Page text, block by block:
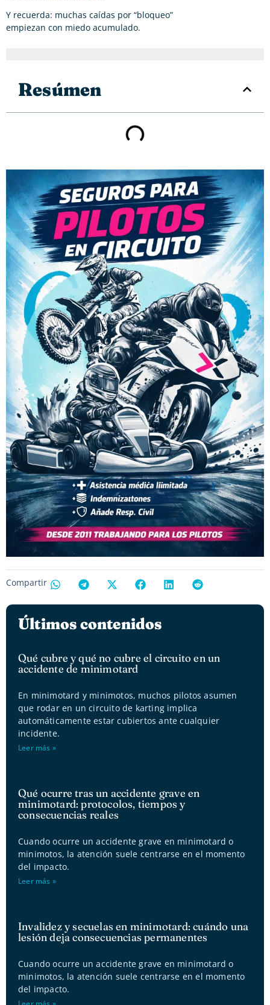
Y recuerda: muchas caídas por “bloqueo”
empiezan con miedo acumulado.
Resúmen
Compartir
Últimos contenidos
Qué cubre y qué no cubre el circuito en un
accidente de minimotard
En minimotard y minimotos, muchos pilotos asumen
que rodar en un circuito de karting implica
automáticamente estar cubiertos ante cualquier
incidente.
Leer más »
Qué ocurre tras un accidente grave en
minimotard: protocolos, tiempos y
consecuencias reales
Cuando ocurre un accidente grave en minimotard o
minimotos, la atención suele centrarse en el momento
del impacto.
Leer más »
Invalidez y secuelas en minimotard: cuándo una
lesión deja consecuencias permanentes
Cuando ocurre un accidente grave en minimotard o
minimotos, la atención suele centrarse en el momento
del impacto.